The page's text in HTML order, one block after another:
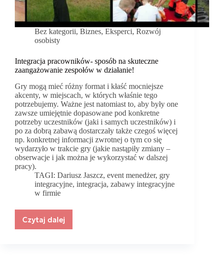
Bez kategorii, Biznes, Eksperci, Rozwój
osobisty
Integracja pracowników- sposób na skuteczne
zaangażowanie zespołów w działanie!
Gry mogą mieć różny format i kłaść mocniejsze
akcenty, w miejscach, w których właśnie tego
potrzebujemy. Ważne jest natomiast to, aby były one
zawsze umiejętnie dopasowane pod konkretne
potrzeby uczestników (jaki i samych uczestników) i
po za dobrą zabawą dostarczały także czegoś więcej
np. konkretnej informacji zwrotnej o tym co się
wydarzyło w trakcie gry (jakie nastąpiły zmiany –
obserwacje i jak można je wykorzystać w dalszej
pracy).
TAGI: Dariusz Jaszcz,event menedżer, gry
integracyjne, integracja, zabawy integracyjne
w firmie
Czytaj dalej
Integracja